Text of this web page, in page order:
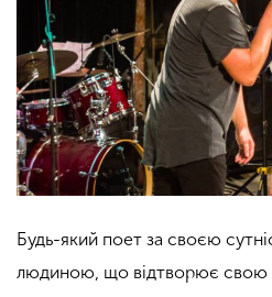
Будь-який поет за своєю
людиною, що відтворює свою